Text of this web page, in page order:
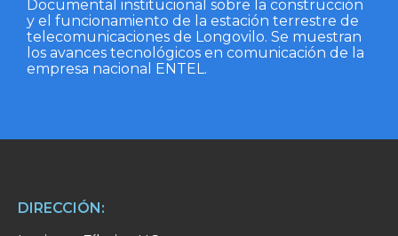
Documental institucional sobre la construcción
y el funcionamiento de la estación terrestre de
telecomunicaciones de Longovilo. Se muestran
los avances tecnológicos en comunicación de la
empresa nacional ENTEL.
DIRECCIÓN: